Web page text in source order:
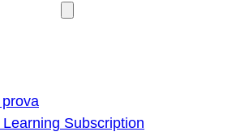
Subscription